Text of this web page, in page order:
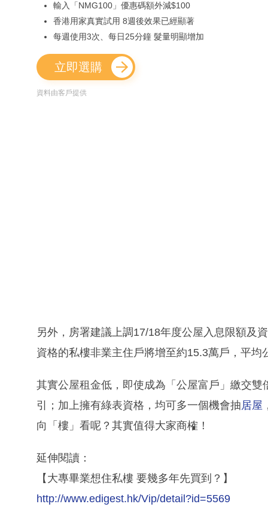
輸入「NMG100」優惠碼額外減$100
香港用家真實試用 8週後效果已經顯著
每週使用3次、每日25分鐘 髮量明顯增加
立即選購
資料由客戶提供
另外，房署建議上調17/18年度公屋入息限額及
資格的私樓非業主住戶將增至約15.3萬戶，平
其實公屋租金低，即使成為「公屋富戶」繳交
引；加上擁有綠表資格，均可多一個機會抽居屋
向「樓」看呢？其實值得大家商榷！
延伸閱讀：
【大專畢業想住私樓 要幾多年先買到？】
http://www.edigest.hk/Vip/detail?id=5569